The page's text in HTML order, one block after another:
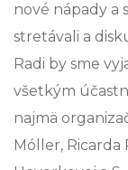
nové nápady a
stretávali a
Radi by sme
všetkým
najmä
Móller, Ricarda